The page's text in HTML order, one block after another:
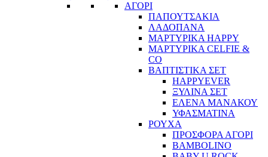
ΑΓΟΡΙ
ΠΑΠΟΥΤΣΑΚΙΑ
ΛΑΔΟΠΑΝΑ
ΜΑΡΤΥΡΙΚΑ HAPPY
ΜΑΡΤΥΡΙΚΑ CELFIE &
CO
ΒΑΠΤΙΣΤΙΚΑ ΣΕΤ
HAPPYEVER
ΞΥΛΙΝΑ ΣΕΤ
ΕΛΕΝΑ ΜΑΝΑΚΟΥ
ΥΦΑΣΜΑΤΙΝΑ
ΡΟΥΧΑ
ΠΡΟΣΦΟΡΑ ΑΓΟΡΙ
BAMBOLINO